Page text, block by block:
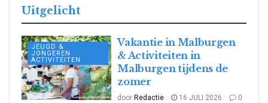
Uitgelicht
JEUGD &
JONGEREN
ACTIVITEITEN
Vakantie in Malburgen
& Activiteiten in
Malburgen tijdens de
zomer
door Redactie 16 JULI 2026 0